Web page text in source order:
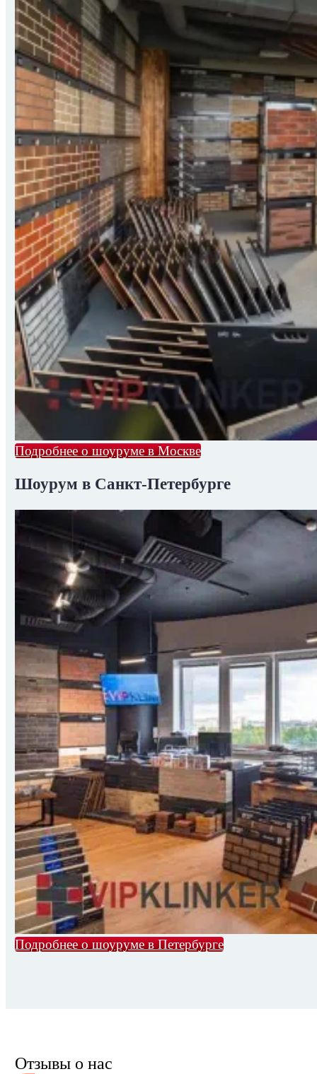
Подробнее о шоуруме в Москве
Шоурум в Санкт-Петербурге
Подробнее о шоуруме в Петербурге
Отзывы о нас